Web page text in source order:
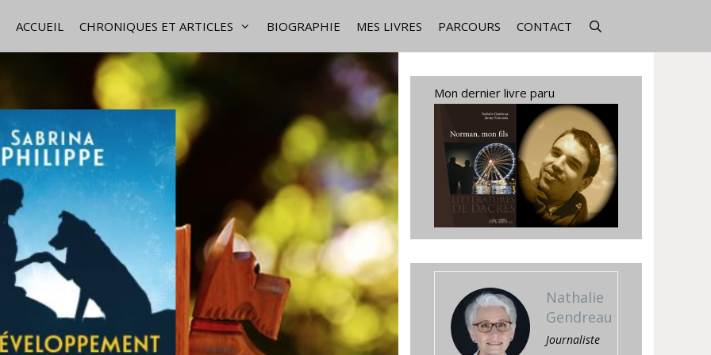
ACCUEIL CHRONIQUES ET ARTICLES BIOGRAPHIE MES LIVRES PARCOURS CONTACT
Mon dernier livre paru
Nathalie
Gendreau
Journaliste